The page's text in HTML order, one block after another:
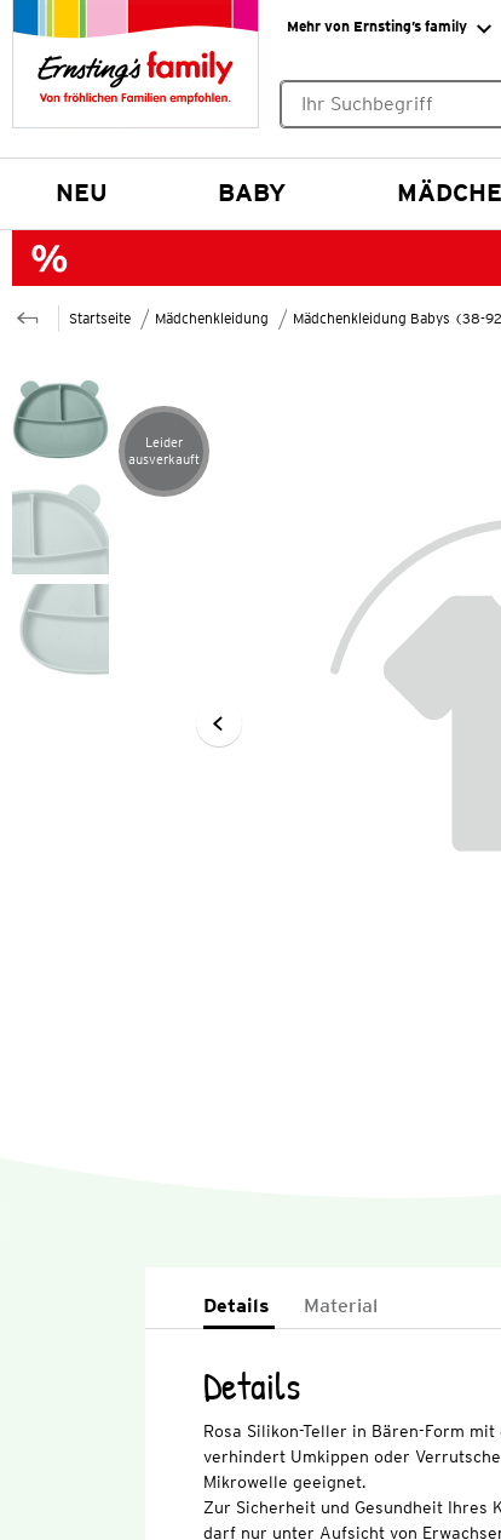
Mehr von Ernsting’s family
NEU BABY
Startseite Mädchenkleidung Mädchenkleidung Babys (38-
Artikel leider ausverkauft
Leider
ausverkauft
Details Material
Details
Rosa Silikon-Teller in Bären-Form
verhindert Umkippen oder
Mikrowelle geeignet.
Zur Sicherheit und Gesundheit Ihres
darf nur unter Aufsicht von